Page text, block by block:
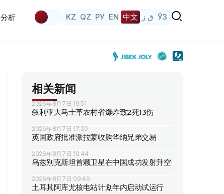
分析 KZ QZ РУ EN 中文 ق ز ЎЗ
相关新闻
2026年8月7日 19:51
叙利亚大马士革农村省爆炸致2死13伤
2026年8月7日 17:20
英国政府批准派拉蒙收购华纳兄弟交易
2026年8月7日 10:44
乌兹别克斯坦首颗卫星在中国成功发射升空
2026年8月7日 09:49
土耳其阿库尤核电站计划年内启动试运行